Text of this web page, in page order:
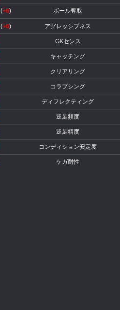
(+6) ボール奪取
(+6) アグレッシブネス
GKセンス
キャッチング
クリアリング
コラプシング
ディフレクティング
逆足頻度
逆足精度
コンディション安定度
ケガ耐性